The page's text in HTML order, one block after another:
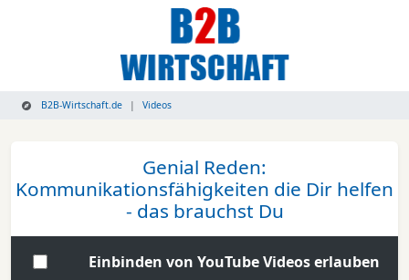
B2B-Wirtschaft.de Videos
Genial Reden:
Kommunikationsfähigkeiten die Dir helfen
- das brauchst Du
Einbinden von YouTube Videos erlauben